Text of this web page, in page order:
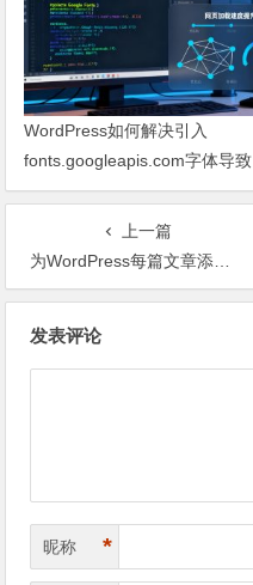
WordPress如何解决引入
fonts.googleapis.com字体导致
网页响应缓慢问题
上一篇
为WordPress每篇文章添加版权声明
发表评论
昵称 *